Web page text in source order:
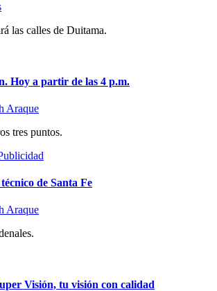
las calles de Duitama.
Hoy a partir de las 4 p.m.
Araque
tres puntos.
de Santa Fe
Araque
Visión, tu visión con calidad